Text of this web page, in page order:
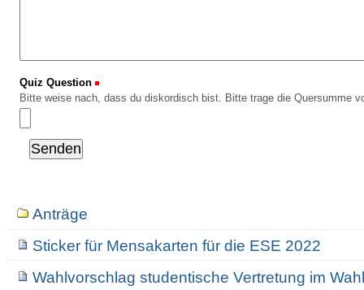
Quiz Question
Bitte weise nach, dass du diskordisch bist. Bitte trage die Quersumme
NavigationAnträge
Sticker für Mensakarten für die ESE 2022
Wahlvorschlag studentische Vertretung im